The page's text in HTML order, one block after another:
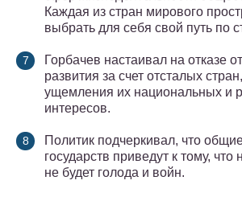
Каждая из стран мирового
выбрать для себя свой путь по
Горбачев настаивал на отказе
развития за счет отсталых
ущемления их национальных и
интересов.
Политик подчеркивал, что
государств приведут к тому,
не будет голода и войн.